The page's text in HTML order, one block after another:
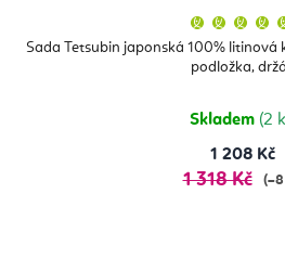
Sada Tetsubin japonská 100% litinová
podložka,
Skladem (2
1 208 Kč
1 318 Kč (–8